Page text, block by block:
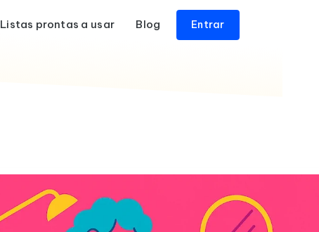
Listas prontas a usar Blog Entrar